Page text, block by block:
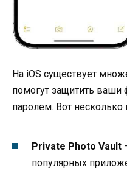
На iOS существует
помогут защитить ваши
паролем. Вот несколько
Private Photo Vault
популярных